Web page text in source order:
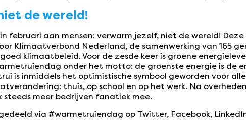
de wereld!
februari aan mensen: verwarm jezelf, niet de wereld!
Klimaatverbond Nederland, de samenwerking van 165
klimaatbeleid. Voor de zesde keer is groene
onder het motto: de groenste energie is de
is inmiddels het optimistische symbool geworden voor
thuis, op school en op het werk. Na
steeds meer bedrijven fanatiek mee.
via #warmetruiendag op Twitter, Facebook,